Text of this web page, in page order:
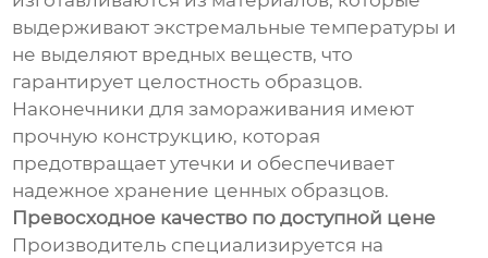
выдерживают экстремальные температуры и
не выделяют вредных веществ, что
гарантирует целостность образцов.
Наконечники для замораживания имеют
прочную конструкцию, которая
предотвращает утечки и обеспечивает
надежное хранение ценных образцов.
Превосходное качество по доступной цене
Производитель специализируется на